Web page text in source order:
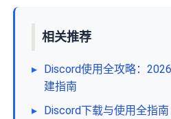
相关推荐
▸ Discord使用全攻略：
建指南
▸ Discord下载与使用全指